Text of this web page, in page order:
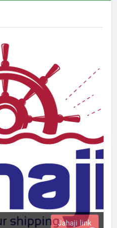
Jahaji link